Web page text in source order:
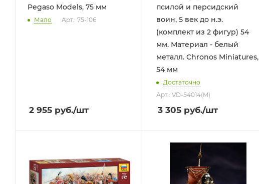
Pegaso Models, 75 мм
Мало Арт.: 75-106
2 955 руб./шт
псилой и персидский
воин, 5 век до н.э.
(комплект из 2 фигур) 54
мм. Материал - белый
металл. Chronos Miniatures,
54 мм
Достаточно
Арт.: VD-54014(M)
3 305руб./шт